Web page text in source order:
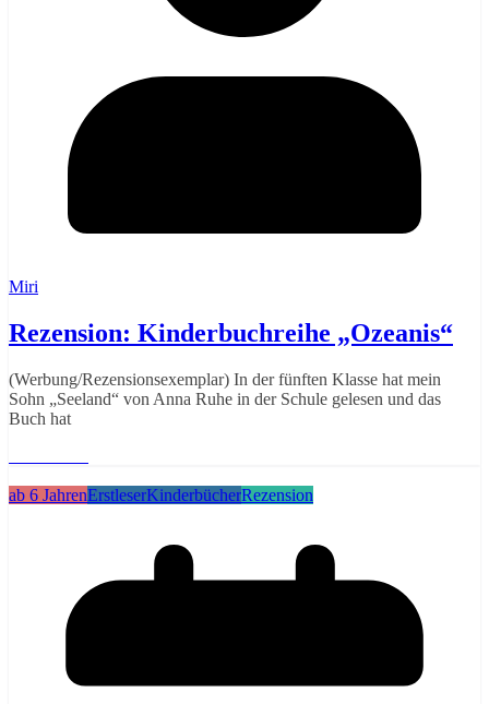
Miri
Rezension: Kinderbuchreihe „Ozeanis“
(Werbung/Rezensionsexemplar) In der fünften Klasse hat mein
Sohn „Seeland“ von Anna Ruhe in der Schule gelesen und das
Buch hat
ab 6 JahrenErstleserKinderbücherRezension